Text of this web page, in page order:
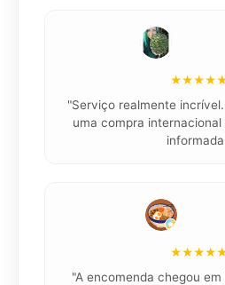
"Serviço realmente
uma compra
"A encomenda chegou